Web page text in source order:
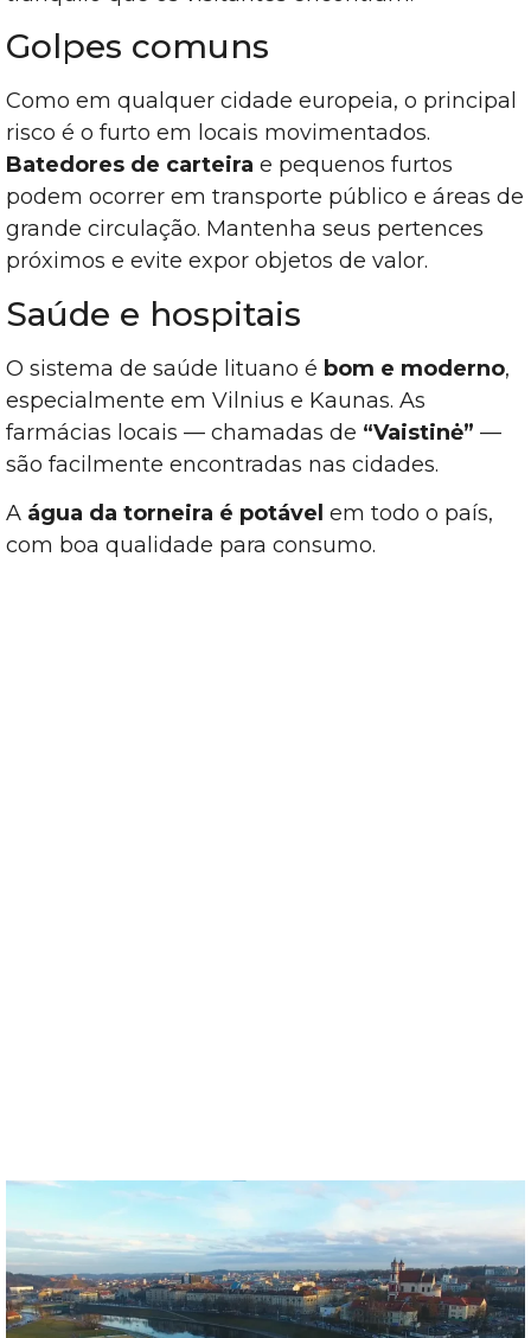
Golpes comuns
Como em qualquer cidade europeia, o principal
risco é o furto em locais movimentados.
Batedores de carteira e pequenos furtos
podem ocorrer em transporte público e áreas de
grande circulação. Mantenha seus pertences
próximos e evite expor objetos de valor.
Saúde e hospitais
O sistema de saúde lituano é bom e moderno,
especialmente em Vilnius e Kaunas. As
farmácias locais — chamadas de “Vaistinė” —
são facilmente encontradas nas cidades.
A água da torneira é potável em todo o país,
com boa qualidade para consumo.